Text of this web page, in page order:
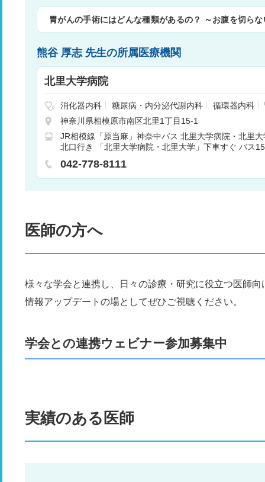
胃がんの手術にはどんな種類があるの？ ～お腹を切ら
熊谷 厚志 先生の所属医療機関
北里大学病院
消化器内科 糖尿病・内分泌代謝内科 循環器内科
科
脳神経内科 リウマチ膠原病・感染内科
放射線診断科
放射線治療科
一般・消化器外科
心臓血管外科
呼吸器外科 整形外科
形成外科
外科
眼科 耳鼻咽喉科・頭頸部外科 泌尿器科
膚科
⻭科 リハビリテーション科
療部
遺伝診療部
神奈川県相模原市南区北里1丁目15-1
JR相模線「原当麻」神奈中バス 北里大学病院・北里
北口行き 「北里大学病院・北里大学」下車すぐ バス
行き 「北里大学病院・北里大学」下車すぐ バス25分
042-778-8111
医師の方へ
様々な学会と連携し、日々の診療・研究に役立つ医師
情報アップデートの場としてぜひご視聴ください。
学会との連携ウェビナー参加募集中
実績のある医師